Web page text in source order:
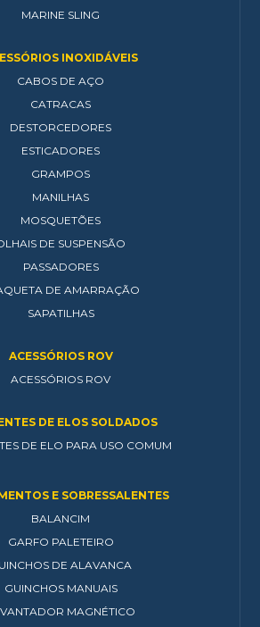
MARINE SLING
INOXIDÁVEIS
CABOS DE AÇO
CATRACAS
DESTORCEDORES
ESTICADORES
GRAMPOS
MANILHAS
MOSQUETÕES
DE SUSPENSÃO
PASSADORES
DE AMARRAÇÃO
SAPATILHAS
ACESSÓRIOS ROV
ACESSÓRIOS ROV
DE ELOS SOLDADOS
DE ELO PARA USO COMUM
E SOBRESSALENTES
BALANCIM
GARFO PALETEIRO
DE ALAVANCA
GUINCHOS MANUAIS
MAGNÉTICO